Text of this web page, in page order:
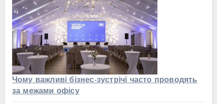
Чому важливі бізнес-зустрічі часто проводять
за межами офісу